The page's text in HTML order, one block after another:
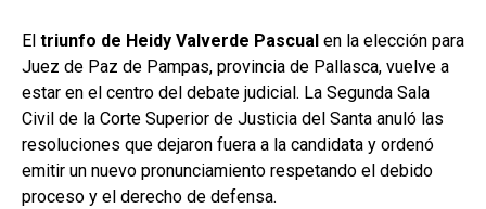
El triunfo de Heidy Valverde Pascual en la elección para
Juez de Paz de Pampas, provincia de Pallasca, vuelve a
estar en el centro del debate judicial. La Segunda Sala
Civil de la Corte Superior de Justicia del Santa anuló las
resoluciones que dejaron fuera a la candidata y ordenó
emitir un nuevo pronunciamiento respetando el debido
proceso y el derecho de defensa.